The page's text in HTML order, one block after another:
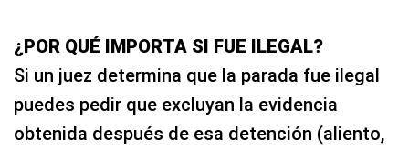
¿POR QUÉ IMPORTA SI FUE ILEGAL?
Si un juez determina que la parada fue ilegal
puedes pedir que excluyan la evidencia
obtenida después de esa detención (aliento,